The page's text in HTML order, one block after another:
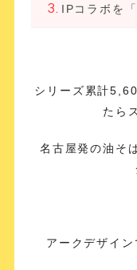
IPコラボを
シリーズ累計
たら
名古屋発の油そ
アークデザイ